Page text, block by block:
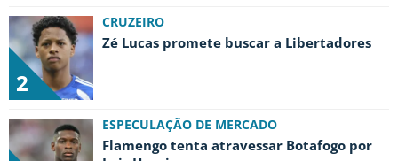
2
CRUZEIRO
Zé Lucas promete buscar a Libertadores
ESPECULAÇÃO DE MERCADO
Flamengo tenta atravessar Botafogo por